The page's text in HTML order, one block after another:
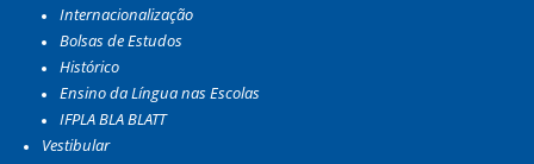
Internacionalização
Bolsas de Estudos
Histórico
Ensino da Língua nas Escolas
IFPLA BLA BLATT
Vestibular